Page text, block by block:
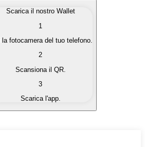
che ti interessano in modo
in valuta fiat quando ne
con un'altra
in un Wallet self-custodial.
Scarica il nostro Wallet
1
la fotocamera del tuo telefono.
2
Scansiona il QR.
3
Scarica l'app.